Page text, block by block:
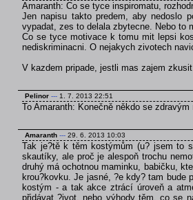
Amaranth: Co se tyce inspiromatu,
Jen napisu takto predem, aby nedoslo
vypadat, zes to delala zbytecne. Nebo to
Co se tyce motivace k tomu mit lepsi
nediskriminacni. O nejakych zivotech
V kazdem pripade, jestli mas zajem
Pelinor --- 1. 7. 2013 22:51
To Amaranth: Konečně někdo se zdravým
Amaranth --- 29. 6. 2013 10:03
Tak je?tě k těm kostýmům (u? jsem to
skautíky, ale proč je alespoň trochu
druhý má ochotnou maminku, babičku,
krou?kovku. Je jasné, ?e kdy? tam
kostým - a tak akce ztrácí úroveň a
přidávat ?ivot, nebo výhody těm, co se